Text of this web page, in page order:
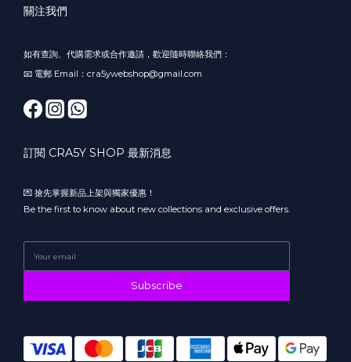
關注我們
如有查詢、代購需求或合作邀請，歡迎隨時聯絡我們：
📧 電郵 Email：cra5ywebshop@gmail.com
訂閱 CRA5Y SHOP 最新消息
💌 搶先掌握新品上架與獨家優惠！
Be the first to know about new collections and exclusive offers.
Subscribe